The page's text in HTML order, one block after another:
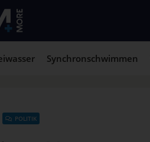
Synchronschwimmen
POLITIK